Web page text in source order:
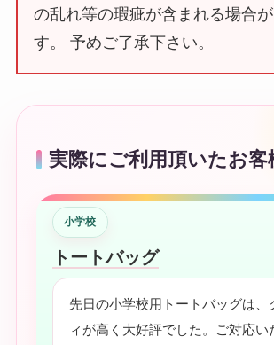
の乱れ等の瑕疵が含まれる場合
す。 予めご了承下さい。
実際にご利用頂いたお客
小学校
トートバッグ
先日の小学校用トートバッグは、
ィが高く大好評でした。ご対応い